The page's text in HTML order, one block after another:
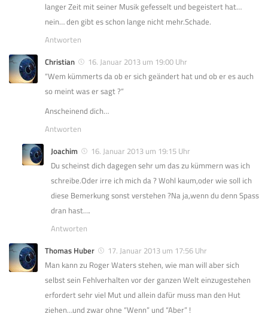
langer Zeit mit seiner Musik gefesselt und begeistert hat…
nein… den gibt es schon lange nicht mehr.Schade.
Antworten
Christian
16. Januar 2013 um 19:00 Uhr
“Wem kümmerts da ob er sich geändert hat und ob er es auch
so meint was er sagt ?“
Anscheinend dich…
Antworten
Joachim
16. Januar 2013 um 19:15 Uhr
Du scheinst dich dagegen sehr um das zu kümmern was ich
schreibe.Oder irre ich mich da ? Wohl kaum,oder wie soll ich
diese Bemerkung sonst verstehen ?Na ja,wenn du denn Spass
dran hast….
Antworten
Thomas Huber
17. Januar 2013 um 17:56 Uhr
Man kann zu Roger Waters stehen, wie man will aber sich
selbst sein Fehlverhalten vor der ganzen Welt einzugestehen
erfordert sehr viel Mut und allein dafür muss man den Hut
ziehen…und zwar ohne “Wenn” und “Aber” !